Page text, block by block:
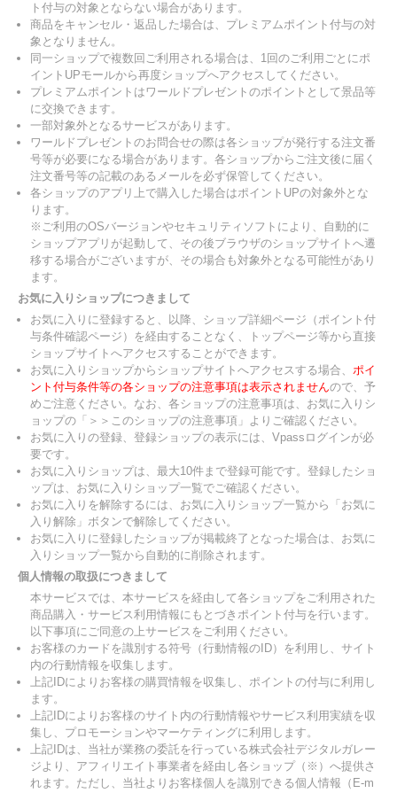
ト付与の対象とならない場合があります。
商品をキャンセル・返品した場合は、プレミアムポイント付与の対
象となりません。
同一ショップで複数回ご利用される場合は、1回のご利用ごとにポ
イントUPモールから再度ショップへアクセスしてください。
プレミアムポイントはワールドプレゼントのポイントとして景品等
に交換できます。
一部対象外となるサービスがあります。
ワールドプレゼントのお問合せの際は各ショップが発行する注文番
号等が必要になる場合があります。各ショップからご注文後に届く
注文番号等の記載のあるメールを必ず保管してください。
各ショップのアプリ上で購入した場合はポイントUPの対象外とな
ります。
※ご利用のOSバージョンやセキュリティソフトにより、自動的に
ショップアプリが起動して、その後ブラウザのショップサイトへ遷
移する場合がございますが、その場合も対象外となる可能性があり
ます。
お気に入りショップにつきまして
お気に入りに登録すると、以降、ショップ詳細ページ（ポイント付
与条件確認ページ）を経由することなく、トップページ等から直接
ショップサイトへアクセスすることができます。
お気に入りショップからショップサイトへアクセスする場合、 ポイ
ント付与条件等の各ショップの注意事項は表示されませんので、予
めご注意ください。なお、各ショップの注意事項は、お気に入りシ
ョップの「＞＞このショップの注意事項」よりご確認ください。
お気に入りの登録、登録ショップの表示には、Vpassログインが必
要です。
お気に入りショップは、最大10件まで登録可能です。登録したショ
ップは、お気に入りショップ一覧でご確認ください。
お気に入りを解除するには、お気に入りショップ一覧から「お気に
入り解除」ボタンで解除してください。
お気に入りに登録したショップが掲載終了となった場合は、お気に
入りショップ一覧から自動的に削除されます。
個人情報の取扱につきまして
本サービスでは、本サービスを経由して各ショップをご利用された
商品購入・サービス利用情報にもとづきポイント付与を行います。
以下事項にご同意の上サービスをご利用ください。
お客様のカードを識別する符号（行動情報のID）を利用し、サイト
内の行動情報を収集します。
上記IDによりお客様の購買情報を収集し、ポイントの付与に利用し
ます。
上記IDによりお客様のサイト内の行動情報やサービス利用実績を収
集し、プロモーションやマーケティングに利用します。
上記IDは、当社が業務の委託を行っている株式会社デジタルガレー
ジより、アフィリエイト事業者を経由し各ショップ（※）へ提供さ
れます。ただし、当社よりお客様個人を識別できる個人情報（E-m